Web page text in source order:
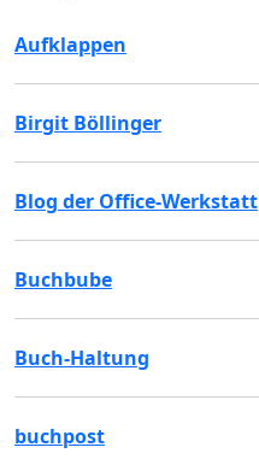
Aufklappen
Birgit Böllinger
Blog der Office-Werkstatt
Buchbube
Buch-Haltung
buchpost